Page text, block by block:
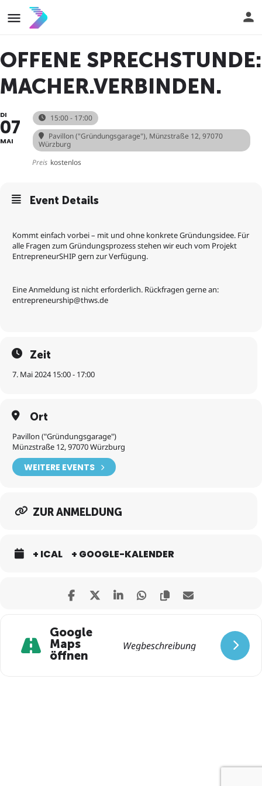
OFFENE SPRECHSTUNDE:
MACHER.VERBINDEN.
DI
07
MAI
15:00 - 17:00
Pavillon ("Gründungsgarage"), Münzstraße 12, 97070
Würzburg
Preis kostenlos
Event Details
Kommt einfach vorbei – mit und ohne konkrete Gründungsidee. Für
alle Fragen zum Gründungsprozess stehen wir euch vom Projekt
EntrepreneurSHIP gern zur Verfügung.
Eine Anmeldung ist nicht erforderlich. Rückfragen gerne an:
entrepreneurship@thws.de
Zeit
7. Mai 2024 15:00 - 17:00
Ort
Pavillon ("Gründungsgarage")
Münzstraße 12, 97070 Würzburg
WEITERE EVENTS
ZUR ANMELDUNG
+ ICAL + GOOGLE-KALENDER
Google
Maps
öffnen